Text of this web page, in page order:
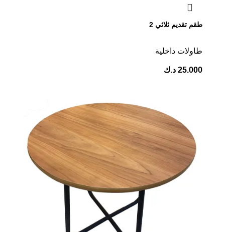
طقم تقديم ثلاثي 2
⁠طاولات داخلية
25.000 د.ك